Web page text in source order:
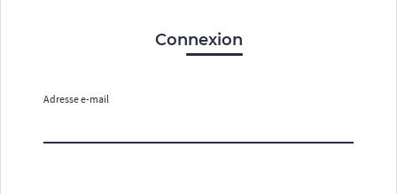
Connexion
Adresse e-mail